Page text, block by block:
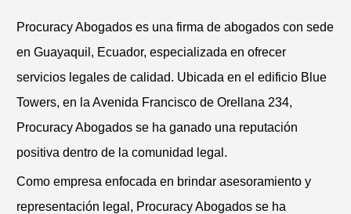
Procuracy Abogados es una firma de abogados con sede
en Guayaquil, Ecuador, especializada en ofrecer
servicios legales de calidad. Ubicada en el edificio Blue
Towers, en la Avenida Francisco de Orellana 234,
Procuracy Abogados se ha ganado una reputación
positiva dentro de la comunidad legal.
Como empresa enfocada en brindar asesoramiento y
representación legal, Procuracy Abogados se ha